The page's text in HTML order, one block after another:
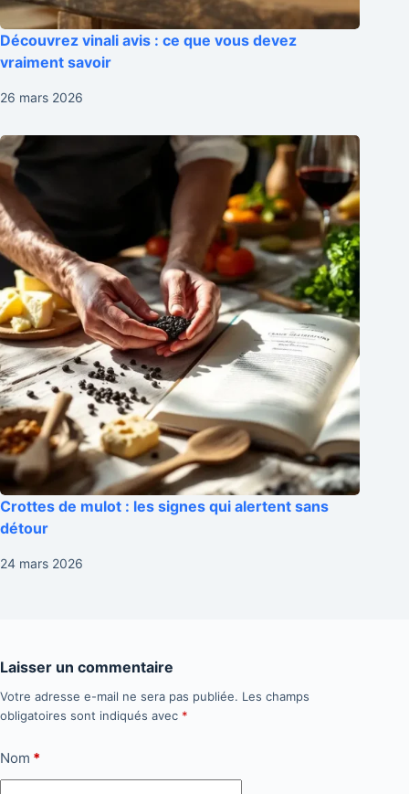
Découvrez vinali avis : ce que vous devez
vraiment savoir
26 mars 2026
Crottes de mulot : les signes qui alertent sans
détour
24 mars 2026
Laisser un commentaire
Votre adresse e-mail ne sera pas publiée. Les champs
obligatoires sont indiqués avec *
Nom *